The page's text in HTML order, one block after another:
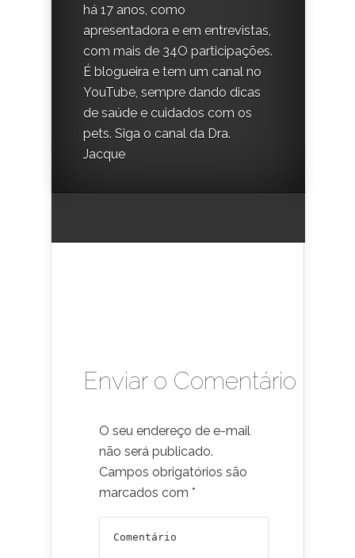
há 17 anos, como
apresentadora e em entrevistas,
com mais de 34O participações.
É blogueira e tem um canal no
YouTube, sempre dando dicas
de saúde e cuidados com os
pets. Siga o canal da Dra.
Jacque
Enviar o Comentário
O seu endereço de e-mail
não será publicado.
Campos obrigatórios são
marcados com *